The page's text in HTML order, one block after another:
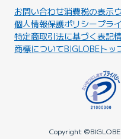
お問い合わせ消費税の表示
個人情報保護ポリシープラ
特定商取引法に基づく表記
商標についてBIGLOBEトッ
Copyright ©BIGLOBE